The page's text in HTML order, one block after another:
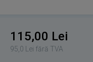
115,00 Lei
95,0 Lei fără TVA